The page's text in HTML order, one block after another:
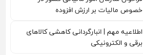
خصوص مالیات بر ارزش افزوده
اطلاعیه مهم | انبارگردانی کاهشی کالاهای
برقی و الکترونیکی